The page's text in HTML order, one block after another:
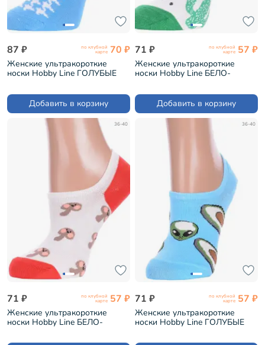
87 ₽ по клубной
карте 70 ₽
Женские ультракороткие
носки Hobby Line ГОЛУБЫЕ
Добавить в корзину
71 ₽ по клубной
карте 57 ₽
Женские ультракороткие
носки Hobby Line БЕЛО-
Добавить в корзину
36-40
71 ₽ по клубной
карте 57 ₽
Женские ультракороткие
носки Hobby Line БЕЛО-
36-40
71 ₽ по клубной
карте 57 ₽
Женские ультракороткие
носки Hobby Line ГОЛУБЫЕ